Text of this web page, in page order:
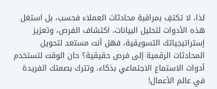
لذا، لا تكتفِ بمراقبة محادثات العملاء فحسب، بل استغل
هذه الأدوات لتحليل البيانات، اكتشاف الفرص، وتعزيز
إستراتيجياتك التسويقية، فهل أنت مستعد لتحويل
المحادثات الرقمية إلى فرص حقيقية؟ حان الوقت لتستخدم
أدوات الاستماع الاجتماعي بذكاء، وتترك بصمتك الفريدة
في عالم الأعمال!